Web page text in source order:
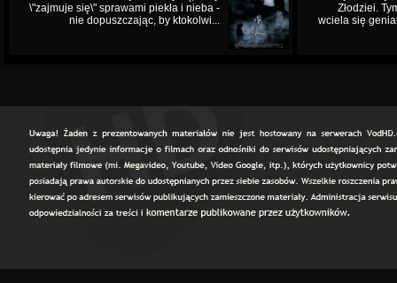
\"zajmuje się\" sprawami piekła i nieba -
nie dopuszczając, by ktokolwi...
Złodziei.
wciela się